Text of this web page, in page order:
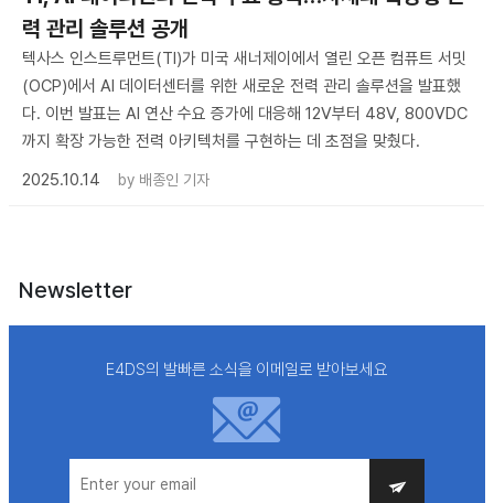
력 관리 솔루션 공개
텍사스 인스트루먼트(TI)가 미국 새너제이에서 열린 오픈 컴퓨트 서밋
(OCP)에서 AI 데이터센터를 위한 새로운 전력 관리 솔루션을 발표했
다. 이번 발표는 AI 연산 수요 증가에 대응해 12V부터 48V, 800VDC
까지 확장 가능한 전력 아키텍처를 구현하는 데 초점을 맞췄다.
2025.10.14
by 배종인 기자
Newsletter
E4DS의 발빠른 소식을 이메일로 받아보세요